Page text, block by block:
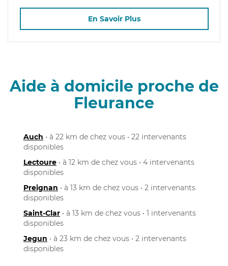
En Savoir Plus
Aide à domicile proche de
Fleurance
Auch • à 22 km de chez vous • 22 intervenants
disponibles
Lectoure • à 12 km de chez vous • 4 intervenants
disponibles
Preignan • à 13 km de chez vous • 2 intervenants
disponibles
Saint-Clar • à 13 km de chez vous • 1 intervenants
disponibles
Jegun • à 23 km de chez vous • 2 intervenants
disponibles